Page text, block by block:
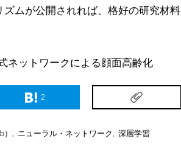
ムが公開されれば、格好の研究材料
ネットワークによる顔面高齢化
2
ニューラル・ネットワーク 深層学習